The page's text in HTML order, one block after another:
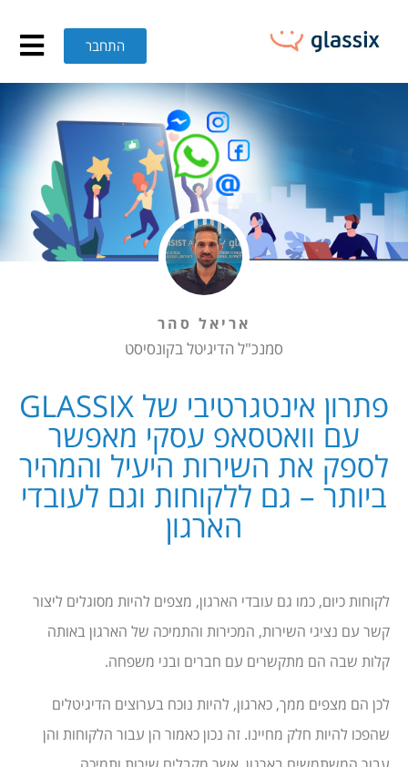
פתרון אינטגרטיבי של GLASSIX עם וואטסאפ עסקי מאפשר לספק את השירות היעיל והמהיר ביותר – גם ללקוחות וגם לעובדי הארגון – GLASSIX
התחבר
אריאל סהר
סמנכ"ל הדיגיטל בקונסיסט
פתרון אינטגרטיבי של GLASSIX
עם וואטסאפ עסקי מאפשר
לספק את השירות היעיל והמהיר
ביותר – גם ללקוחות וגם לעובדי
הארגון
לקוחות כיום, כמו גם עובדי הארגון, מצפים להיות מסוגלים ליצור
קשר עם נציגי השירות, המכירות והתמיכה של הארגון באותה
קלות שבה הם מתקשרים עם חברים ובני משפחה.
לכן הם מצפים ממך, כארגון, להיות נוכח בערוצים הדיגיטלים
שהפכו להיות חלק מחיינו. זה נכון כאמור הן עבור הלקוחות והן